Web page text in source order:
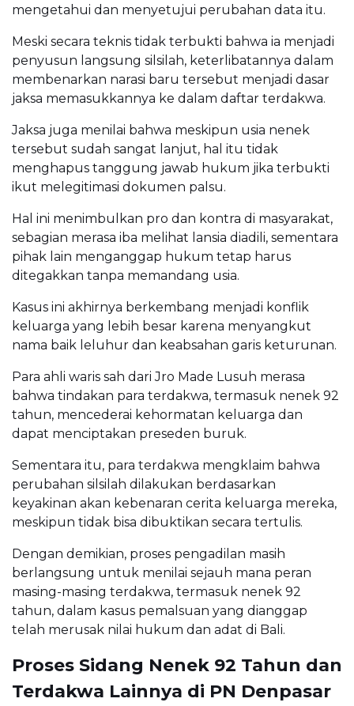
mengetahui dan menyetujui perubahan data itu.
Meski secara teknis tidak terbukti bahwa ia menjadi
penyusun langsung silsilah, keterlibatannya dalam
membenarkan narasi baru tersebut menjadi dasar
jaksa memasukkannya ke dalam daftar terdakwa.
Jaksa juga menilai bahwa meskipun usia nenek
tersebut sudah sangat lanjut, hal itu tidak
menghapus tanggung jawab hukum jika terbukti
ikut melegitimasi dokumen palsu.
Hal ini menimbulkan pro dan kontra di masyarakat,
sebagian merasa iba melihat lansia diadili, sementara
pihak lain menganggap hukum tetap harus
ditegakkan tanpa memandang usia.
Kasus ini akhirnya berkembang menjadi konflik
keluarga yang lebih besar karena menyangkut
nama baik leluhur dan keabsahan garis keturunan.
Para ahli waris sah dari Jro Made Lusuh merasa
bahwa tindakan para terdakwa, termasuk nenek 92
tahun, mencederai kehormatan keluarga dan
dapat menciptakan preseden buruk.
Sementara itu, para terdakwa mengklaim bahwa
perubahan silsilah dilakukan berdasarkan
keyakinan akan kebenaran cerita keluarga mereka,
meskipun tidak bisa dibuktikan secara tertulis.
Dengan demikian, proses pengadilan masih
berlangsung untuk menilai sejauh mana peran
masing-masing terdakwa, termasuk nenek 92
tahun, dalam kasus pemalsuan yang dianggap
telah merusak nilai hukum dan adat di Bali.
Proses Sidang Nenek 92 Tahun dan
Terdakwa Lainnya di PN Denpasar